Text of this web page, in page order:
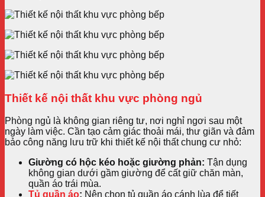
Thiết kế nội thất khu vực phòng ngủ
Phòng ngủ là không gian riêng tư, nơi nghỉ ngơi sau một
ngày làm việc. Cần tạo cảm giác thoải mái, thư giãn và đảm
bảo công năng lưu trữ khi thiết kế nội thất chung cư nhỏ:
Giường có hộc kéo hoặc giường phản: Tận dụng
không gian dưới gầm giường để cất giữ chăn màn,
quần áo trái mùa.
Tủ quần áo: Nên chọn tủ quần áo cánh lùa để tiết